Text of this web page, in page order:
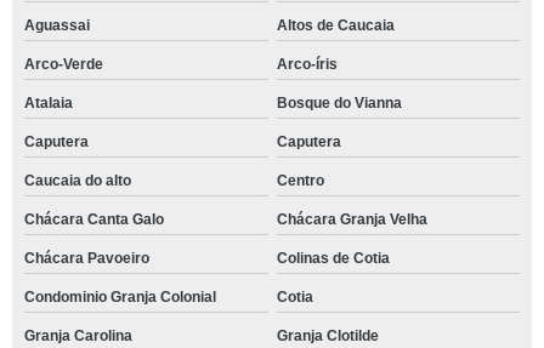
brunch para 50 pessoas orçamento Morro do Macaco
brunch para 50 pessoas Parque Bahia
restaurante com brunch para 50 pessoas Tamboré
brunch de casamento Alphaville
brunch para eventos orçamento Chacara Moinho Velho
brunch sofisticado preço Jardim Guerreiro
Aguassai Altos de Caucaia
Arco-Verde Arco-íris
Atalaia Bosque do Vianna
Caputera Caputera
Caucaia do alto Centro
Chácara Canta Galo Chácara Granja Velha
Chácara Pavoeiro Colinas de Cotia
Condominio Granja Colonial Cotia
Granja Carolina Granja Clotilde